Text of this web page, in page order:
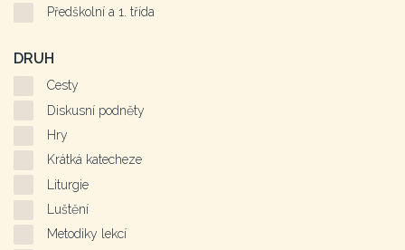
Předškolní a 1. třída
DRUH
Cesty
Diskusní podněty
Hry
Krátká katecheze
Liturgie
Luštění
Metodiky lekcí